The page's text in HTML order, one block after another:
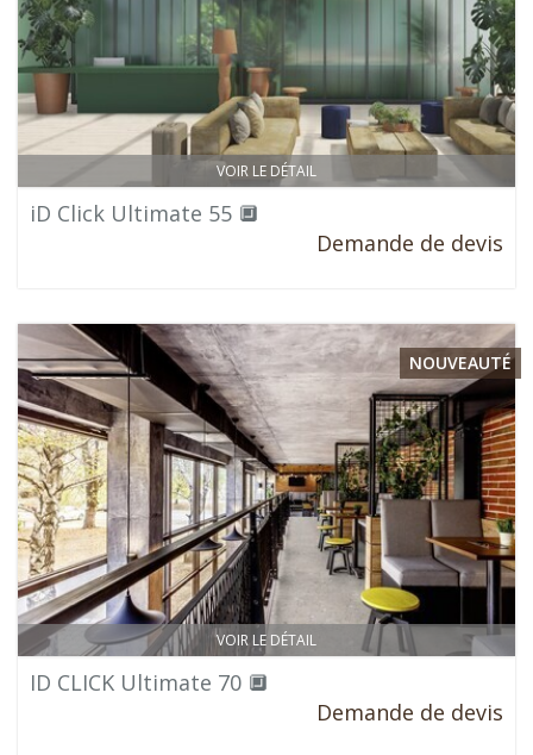
VOIR LE DÉTAIL
iD Click Ultimate 55 🔲
Demande de devis
VOIR LE DÉTAIL
NOUVEAUTÉ
ID CLICK Ultimate 70 🔲
Demande de devis